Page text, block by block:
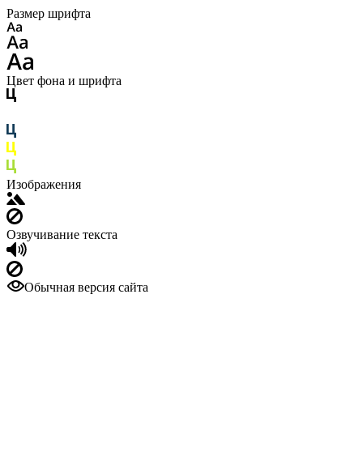
Размер шрифта
Цвет фона и шрифта
Изображения
Озвучивание текста
Обычная версия сайта